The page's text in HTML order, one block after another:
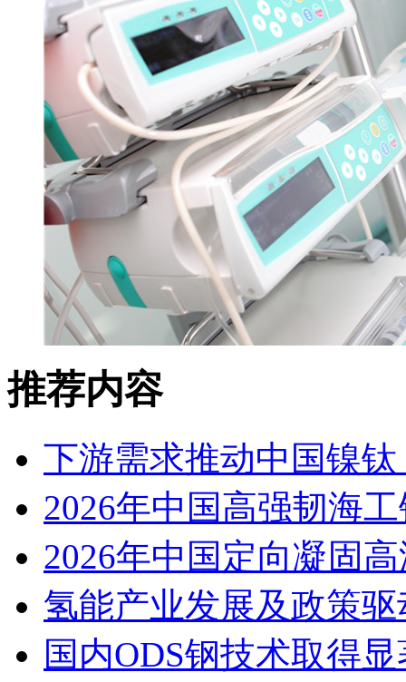
推荐内容
下游需求推动中国镍
2026年中国高强韧海
2026年中国定向凝固
氢能产业发展及政策
国内ODS钢技术取得